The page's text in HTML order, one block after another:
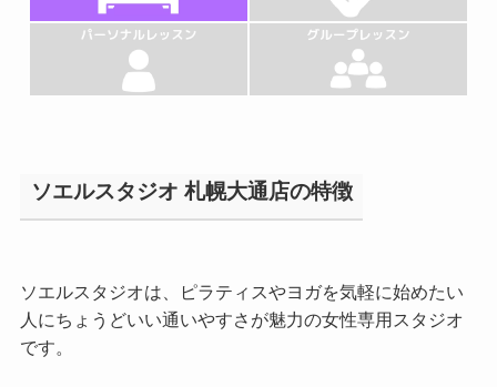
ソエルスタジオ 札幌大通店の特徴
ソエルスタジオは、ピラティスやヨガを気軽に始めたい
人にちょうどいい通いやすさが魅力の女性専用スタジオ
です。